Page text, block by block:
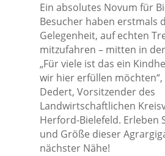
Ein absolutes Novum für
Besucher haben erstmals
Gelegenheit, auf echten
mitzufahren – mitten in
„Für viele ist das ein
wir hier erfüllen
Dedert, Vorsitzender des
Landwirtschaftlichen
Herford-Bielefeld. Erleben
und Größe dieser
nächster Nähe!